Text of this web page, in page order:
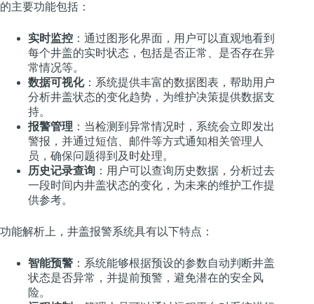
的主要功能包括：
实时监控 ：通过图形化界面，用户可以直观地看到
每个井盖的实时状态，包括是否正常、是否存在异
常情况等。
数据可视化：系统提供丰富的数据图表，帮助用户
分析井盖状态的变化趋势，为维护决策提供数据支
持。
报警管理 ：当检测到异常情况时，系统会立即发出
警报，并通过短信、邮件等方式通知相关管理人
员，确保问题得到及时处理。
历史记录查询 ：用户可以查询历史数据，分析过去
一段时间内井盖状态的变化，为未来的维护工作提
供参考。
功能解析上，井盖报警系统具有以下特点：
智能预警 ：系统能够根据预设的参数自动判断井盖
状态是否异常，并提前预警，避免潜在的安全风
险。